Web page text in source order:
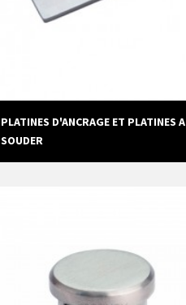
PLATINES D'ANCRAGE ET PLATINES A
SOUDER